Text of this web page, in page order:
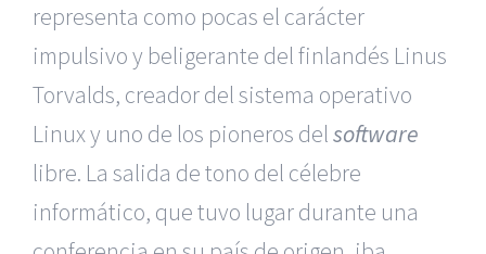
representa como pocas el carácter
impulsivo y beligerante del finlandés Linus
Torvalds, creador del sistema operativo
Linux y uno de los pioneros delsoftware
libre. La salida de tono del célebre
informático, que tuvo lugar durante una